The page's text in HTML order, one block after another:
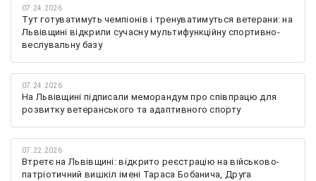
07.24.2026
Тут готуватимуть чемпіонів і тренуватимуться ветерани: на
Львівщині відкрили сучасну мультифункційну спортивно-
веслувальну базу
07.24.2026
На Львівщині підписали меморандум про співпрацю для
розвитку ветеранського та адаптивного спорту
07.22.2026
Втретє на Львівщині: відкрито реєстрацію на військово-
патріотичний вишкіл імені Тараса Бобанича, Друга